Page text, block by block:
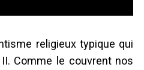
religieux typique qui
Comme le couvrent nos